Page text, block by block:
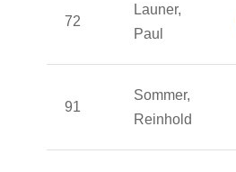
72
Launer,
Paul
91
Sommer,
Reinhold